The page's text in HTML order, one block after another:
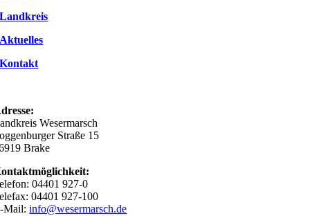
Landkreis
Aktuelles
Kontakt
Wesermarsch
Straße 15
Brake
04401 927-0
04401 927-100
Mail:info@wesermarsch.de